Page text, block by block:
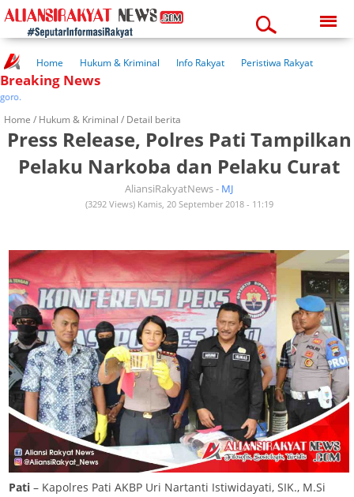
08:48:14 am
Home Hukum & Kriminal Info Rakyat
Peristiwa Rakyat
Kuliner Rakyat
Wisata Rakyat
Breaking News
Home / Hukum & Kriminal / Detail berita
Press Release, Polres Pati Tampilkan
Pelaku Narkoba dan Pelaku Curat
AliansiRakyatNews - MJ
(3292 Views) Kamis, 20 September 2018 - 11:19
Pati – Kapolres Pati AKBP Uri Nartanti Istiwidayati, SIK., M.Si